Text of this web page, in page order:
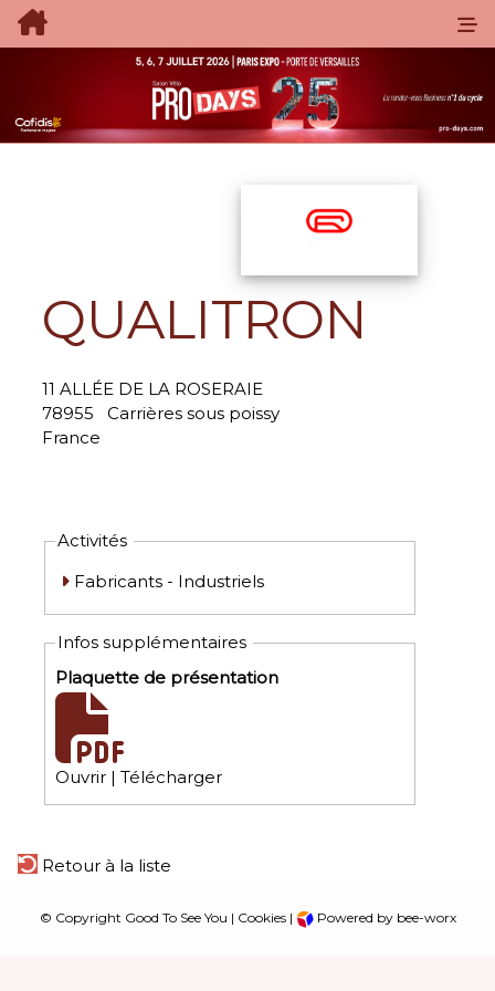
QUALITRON
11 ALLÉE DE LA ROSERAIE
78955
Carrières sous poissy
France
Activités
Fabricants - Industriels
Infos supplémentaires
Plaquette de présentation
Ouvrir | Télécharger
Retour à la liste
© Copyright Good To See You | Cookies| Powered by bee-worx